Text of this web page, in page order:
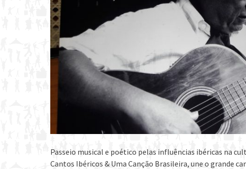
Passeio musical e poético pelas influências ibéricas na
Cantos Ibéricos & Uma Canção Brasileira, une o grande